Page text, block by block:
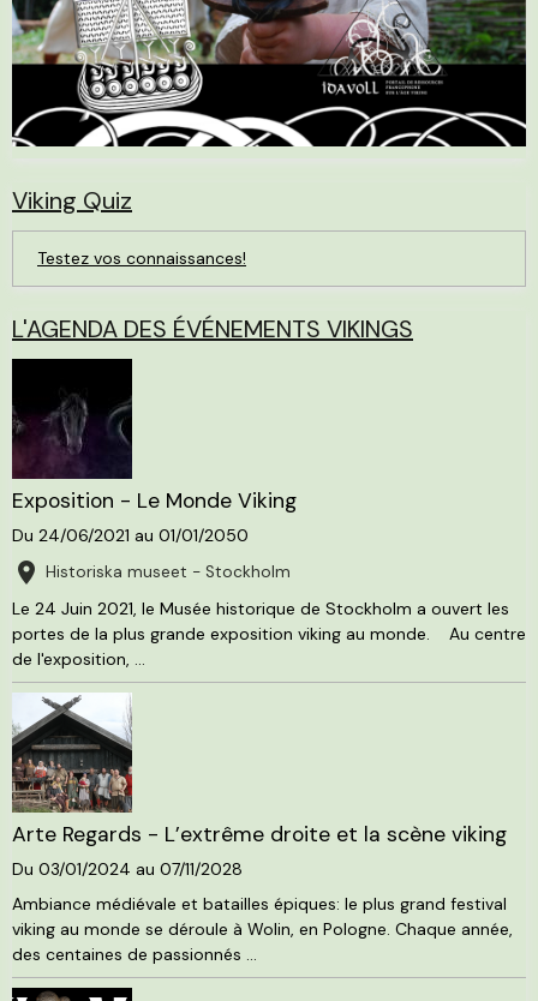
Viking Quiz
Testez vos connaissances!
L'AGENDA DES ÉVÉNEMENTS VIKINGS
Exposition - Le Monde Viking
Du 24/06/2021 au 01/01/2050
Historiska museet - Stockholm
Le 24 Juin 2021, le Musée historique de Stockholm a ouvert les
portes de la plus grande exposition viking au monde. Au centre
de l'exposition, ...
Arte Regards - L’extrême droite et la scène viking
Du 03/01/2024 au 07/11/2028
Ambiance médiévale et batailles épiques: le plus grand festival
viking au monde se déroule à Wolin, en Pologne. Chaque année,
des centaines de passionnés ...